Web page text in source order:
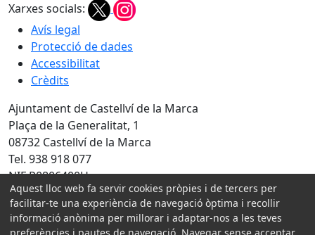
Xarxes socials:
Avís legal
Protecció de dades
Accessibilitat
Crèdits
Ajuntament de Castellví de la Marca
Plaça de la Generalitat, 1
08732 Castellví de la Marca
Tel. 938 918 077
NIF P0806400H
Amb la col·laboració de:
Aquest lloc web fa servir cookies pròpies i de tercers per
facilitar-te una experiència de navegació òptima i recollir
informació anònima per millorar i adaptar-nos a les teves